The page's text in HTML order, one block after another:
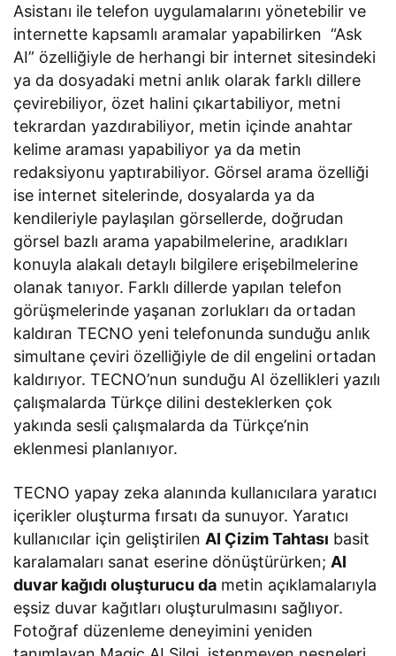
Asistanı ile telefon uygulamalarını yönetebilir ve
internette kapsamlı aramalar yapabilirken “Ask
AI” özelliğiyle de herhangi bir internet sitesindeki
ya da dosyadaki metni anlık olarak farklı dillere
çevirebiliyor, özet halini çıkartabiliyor, metni
tekrardan yazdırabiliyor, metin içinde anahtar
kelime araması yapabiliyor ya da metin
redaksiyonu yaptırabiliyor. Görsel arama özelliği
ise internet sitelerinde, dosyalarda ya da
kendileriyle paylaşılan görsellerde, doğrudan
görsel bazlı arama yapabilmelerine, aradıkları
konuyla alakalı detaylı bilgilere erişebilmelerine
olanak tanıyor. Farklı dillerde yapılan telefon
görüşmelerinde yaşanan zorlukları da ortadan
kaldıran TECNO yeni telefonunda sunduğu anlık
simultane çeviri özelliğiyle de dil engelini ortadan
kaldırıyor. TECNO’nun sunduğu AI özellikleri yazılı
çalışmalarda Türkçe dilini desteklerken çok
yakında sesli çalışmalarda da Türkçe’nin
eklenmesi planlanıyor.
TECNO yapay zeka alanında kullanıcılara yaratıcı
içerikler oluşturma fırsatı da sunuyor. Yaratıcı
kullanıcılar için geliştirilen AI Çizim Tahtası basit
karalamaları sanat eserine dönüştürürken; AI
duvar kağıdı oluşturucu da metin açıklamalarıyla
eşsiz duvar kağıtları oluşturulmasını sağlıyor.
Fotoğraf düzenleme deneyimini yeniden